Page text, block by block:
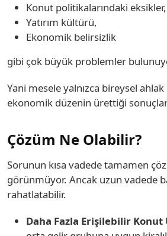
Konut politikalarındaki eksikler,
Yatırım kültürü,
Ekonomik belirsizlik
gibi çok büyük problemler
Yani mesele yalnızca bireysel
ekonomik düzenin ürettiği
Çözüm Ne Olabilir?
Sorunun kısa vadede tamamen
görünmüyor. Ancak uzun vadede
rahatlatabilir.
Daha Fazla Erişilebilir